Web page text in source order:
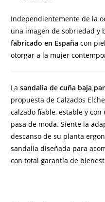
Independientemente de la
una imagen de sobriedad y
fabricado en España con
otorgar a la mujer
Lasandalia de cuña baja
propuesta de Calzados
calzado fiable, estable y
pasa de moda. Siente la
descanso de su planta
sandalia diseñada para
con total garantía de